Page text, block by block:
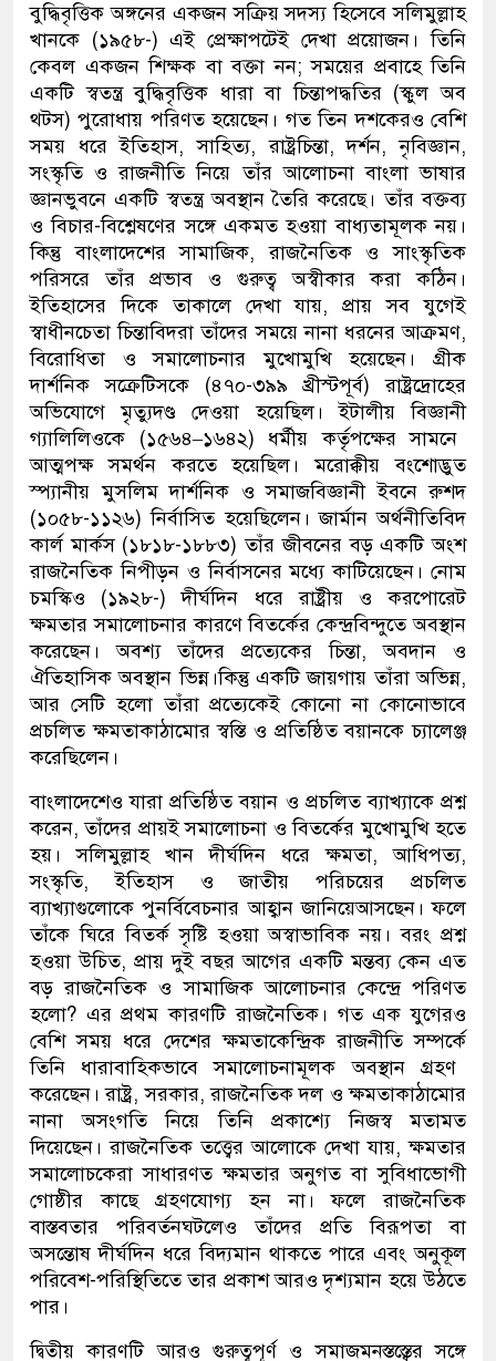
বুদ্ধিবৃত্তিক অঙ্গনের একজনসক্রিয় সদস্য হিসেবে সলিমুল্লাহ
খানকে (১৯৫৮-)এই প্রেক্ষাপটেই দেখা প্রয়োজন। তিনি
কেবল একজন শিক্ষক বা বক্তা নন;সময়ের প্রবাহে তিনি
একটিস্বতন্ত্রবুদ্ধিবৃত্তিক ধারা বা চিন্তাপদ্ধতির (স্কুল অব
থটস)পুরোধায় পরিণত হয়েছেন। গত তিন দশকেরও বেশি
সময় ধরে ইতিহাস,সাহিত্য,রাষ্ট্রচিন্তা,দর্শন,নৃবিজ্ঞান,
সংস্কৃতি ও রাজনীতি নিয়ে তাঁরআলোচনা বাংলা ভাষার
জ্ঞানভুবনে একটি স্বতন্ত্র অবস্থান তৈরি করেছে। তাঁরবক্তব্য
ওবিচার-বিশ্লেষণের সঙ্গে একমত হওয়া বাধ্যতামূলক নয়।
কিন্তুবাংলাদেশের সামাজিক,রাজনৈতিকওসাংস্কৃতিক
পরিসরে
তাঁর প্রভাব ও গুরুত্ব অস্বীকার করা কঠিন।
ইতিহাসের দিকে তাকালে দেখা যায়,প্রায় সব যুগেই
স্বাধীনচেতা চিন্তাবিদরা তাঁদের সময়েনানা ধরনেরআক্রমণ,
বিরোধিতা ও সমালোচনার মুখোমুখি হয়েছেন।গ্রীক
দার্শনিকসক্রেটিসকে (৪৭০-৩৯৯ খ্রীস্টপূর্ব) রাষ্ট্রদ্রোহের
অভিযোগেমৃত্যুদণ্ড দেওয়া হয়েছিল। ইটালীয়বিজ্ঞানী
গ্যালিলিওকে (১৫৬৪–১৬৪২)ধর্মীয় কর্তৃপক্ষের সামনে
আত্মপক্ষ সমর্থন করতে হয়েছিল।মরোক্কীয় বংশোদ্ভুত
স্প্যানীয় মুসলিম দার্শনিক ও সমাজবিজ্ঞানীইবনে রুশদ
(১০৫৮-১১২৬)নির্বাসিত হয়েছিলেন।জার্মান অর্থনীতিবিদ
কার্ল মার্কস (১৮১৮-১৮৮৩) তাঁরজীবনের বড়একটিঅংশ
রাজনৈতিক নিপীড়ন ও নির্বাসনের মধ্যে কাটিয়েছেন। নোম
চমস্কিও (১৯২৮-)দীর্ঘদিন ধরে রাষ্ট্রীয় ও করপোরেট
ক্ষমতার সমালোচনার কারণে বিতর্কের কেন্দ্রবিন্দুতে অবস্থান
করেছেন। অবশ্য তাঁদের প্রত্যেকের চিন্তা,অবদান ও
ঐতিহাসিক অবস্থান ভিন্ন।কিন্তু একটি জায়গায় তাঁরা অভিন্ন,
আর সেটি হলো তাঁরাপ্রত্যেকেই কোনো না কোনোভাবে
প্রচলিত ক্ষমতাকাঠামোর স্বস্তিও প্রতিষ্ঠিত বয়ানকে চ্যালেঞ্জ
করেছিলেন।
বাংলাদেশেও যারা প্রতিষ্ঠিত বয়ান ও প্রচলিত ব্যাখ্যাকে প্রশ্ন
করেন,তাদের প্রায়ই সমালোচনাও বিতর্কের মুখোমুখি হতে
হয়। সলিমুল্লাহ খান দীর্ঘদিন ধরে ক্ষমতা,আধিপত্য,
সংস্কৃতি,ইতিহাস ও জাতীয় পরিচয়ের প্রচলিত
ব্যাখ্যাগুলোকে পুনর্বিবেচনার আহ্বান জানিয়েআসছেন। ফলে
তাঁকে ঘিরে বিতর্ক সৃষ্টি হওয়া অস্বাভাবিক নয়। বরং প্রশ্ন
হওয়া উচিত, প্রায় দুই বছর আগের একটি মন্তব্য কেন এত
বড় রাজনৈতিক ও সামাজিক আলোচনার কেন্দ্রে পরিণত
হলো? এর প্রথম কারণটিরাজনৈতিক। গতএক যুগেরও
বেশি সময় ধরে দেশের ক্ষমতাকেন্দ্রিক রাজনীতিসম্পর্কে
তিনি ধারাবাহিকভাবে সমালোচনামূলক অবস্থান গ্রহণ
করেছেন। রাষ্ট্র,সরকার,রাজনৈতিক দল ও ক্ষমতাকাঠামোর
নানা অসংগতি নিয়ে তিনি প্রকাশ্যেনিজস্ব মতামত
দিয়েছেন। রাজনৈতিক তত্ত্বেরআলোকে দেখা যায়, ক্ষমতার
সমালোচকরাসাধারণতক্ষমতার অনুগতবা সুবিধাভোগী
গোষ্ঠীর কাছে গ্রহণযোগ্য হন না। ফলে রাজনৈতিক
বাস্তবতার পরিবর্তনঘটলেও তাঁদের প্রতি বিরূপতা বা
অসন্তোষ দীর্ঘদিন ধরে বিদ্যমান থাকতে পারে এবং অনুকূল
পরিবেশ-পরিস্থিতিতে তার প্রকাশ আরও দৃশ্যমান হয়ে উঠতে
পার।
দ্বিতীয় কারণটি আরও গুরুত্বপূর্ণ ও সমাজমনস্তস্ত্বের সঙ্গে